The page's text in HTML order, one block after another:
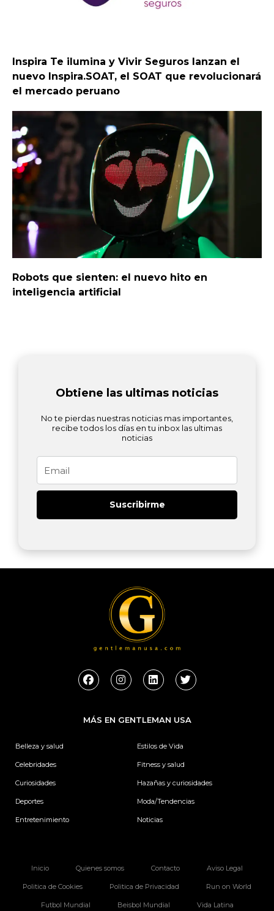
Inspira Te ilumina y Vivir Seguros lanzan el
nuevo Inspira.SOAT, el SOAT que revolucionará
el mercado peruano
Robots que sienten: el nuevo hito en
inteligencia artificial
Obtiene las ultimas noticias
No te pierdas nuestras noticias mas importantes,
recibe todos los días en tu inbox las ultimas
noticias
Suscribirme
F
a
c
b
o
I
n
s
a
g
L
i
n
e
d
n
T
w
i
t
e
MÁS EN GENTLEMAN USA
Belleza y salud
Celebridades
Curiosidades
Deportes
Entretenimiento
Estilos de Vida
Fitness y salud
Hazañas y curiosidades
Moda/Tendencias
Noticias
Inicio Quienes somos Contacto Aviso Legal
Politica de Cookies Politica de Privacidad Run on World
Futbol Mundial Beisbol Mundial Vida Latina